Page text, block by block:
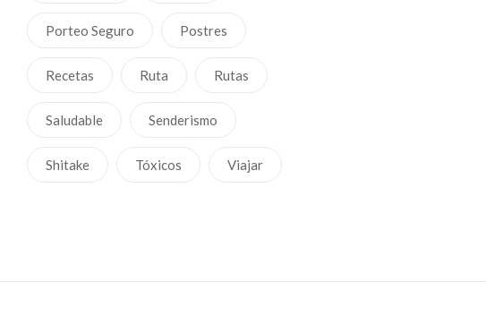
Porteo Seguro Postres
Recetas Ruta Rutas
Saludable Senderismo
Shitake Tóxicos Viajar